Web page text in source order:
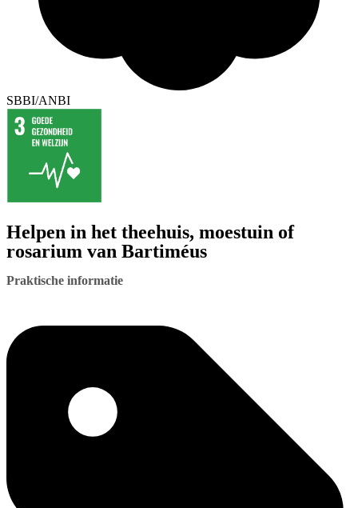
SBBI/ANBI
Helpen in het theehuis, moestuin of
rosarium van Bartiméus
Praktische informatie